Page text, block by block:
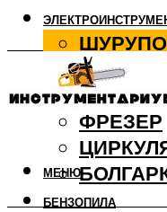
ДРЕЛЬ
ФРЕЗЕР
БЕНЗОПИЛА
МЕНЮ